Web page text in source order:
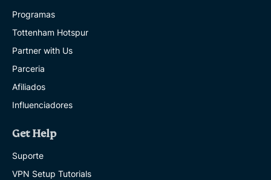
Programas
Tottenham Hotspur
Partner with Us
Parceria
Afiliados
Influenciadores
Get Help
Suporte
VPN Setup Tutorials